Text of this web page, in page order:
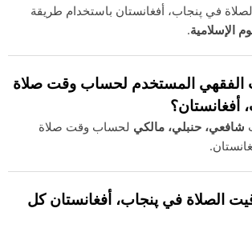
في پنجاب، أفغانستان باستخدام طريقة
الإسلامية.
الفقهي المستخدم لحساب وقت صلاة
أفغانستان؟
شافعي، حنبلي، مالكي لحساب وقت صلاة
الصلاة في پنجاب، أفغانستان كل